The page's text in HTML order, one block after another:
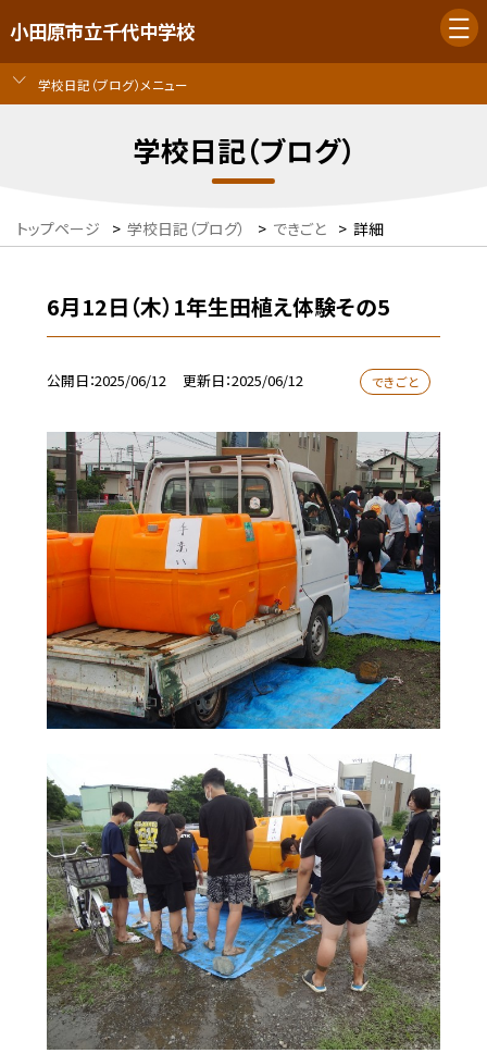
小田原市立千代中学校
学校日記（ブログ）メニュー
学校日記（ブログ）
トップページ > 学校日記（ブログ） > できごと > 詳細
6月12日（木）1年生田植え体験その5
公開日 2025/06/12 更新日 2025/06/12 できごと